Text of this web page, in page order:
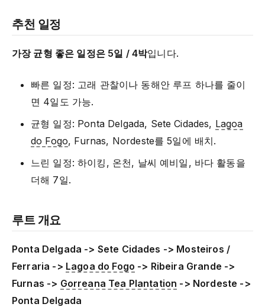
추천 일정
가장 균형 좋은 일정은 5일 / 4박입니다.
빠른 일정: 고래 관찰이나 동해안 루프 하나를 줄이
면 4일도 가능.
균형 일정: Ponta Delgada, Sete Cidades, Lagoa
do Fogo, Furnas, Nordeste를 5일에 배치.
느린 일정: 하이킹, 온천, 날씨 예비일, 바다 활동을
더해 7일.
루트 개요
Ponta Delgada -> Sete Cidades -> Mosteiros /
Ferraria -> Lagoa do Fogo -> Ribeira Grande ->
Furnas -> Gorreana Tea Plantation -> Nordeste ->
Ponta Delgada